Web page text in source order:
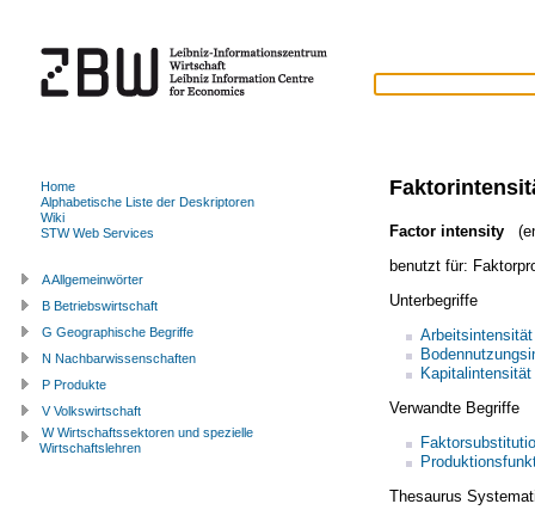
Factor intensity
benutzt für:
Unterbegriffe
Arbeitsintensität
Kapitalintensität
Verwandte Begriffe
Thesaurus
Home
Alphabetische Liste der Deskriptoren
Wiki
STW Web Services
A Allgemeinwörter
B Betriebswirtschaft
G Geographische Begriffe
N Nachbarwissenschaften
P Produkte
V Volkswirtschaft
W Wirtschaftssektoren und spezielle
Wirtschaftslehren